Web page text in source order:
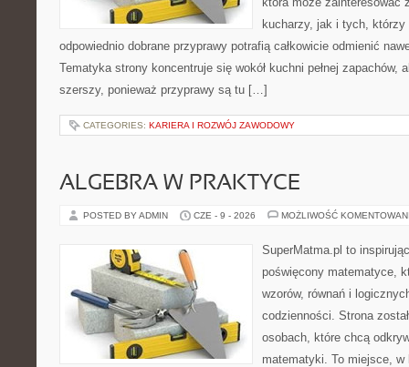
kucharzy, jak i tych, którzy
odpowiednio dobrane przyprawy potrafią całkowicie odmienić
Tematyka strony koncentruje się wokół kuchni pełnej zapachów,
szerszy, ponieważ przyprawy są tu […]
CATEGORIES: KARIERA I ROZWÓJ ZAWODOWY
ALGEBRA W PRAKTYCE
POSTED BY ADMIN CZE - 9 - 2026 MOŻLIWOŚĆ
SuperMatma.pl to
poświęcony matematyce,
wzorów, równań i
codzienności. Strona
osobach, które chcą
matematyki. To miejsce,